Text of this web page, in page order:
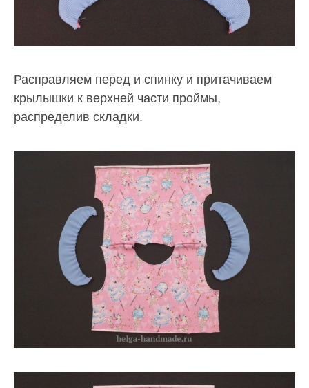
Расправляем перед и спинку и притачиваем
крылышки к верхней части проймы,
распределив складки.